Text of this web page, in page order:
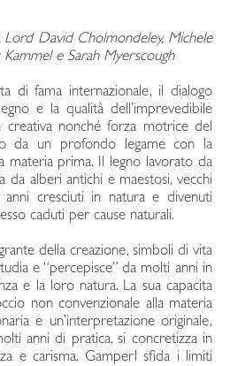
Lord David Cholmondeley, Michele
eSarah Myerscough
di fama internazionale, il dialogo
e la qualità dell’imprevedibile
nonché forza motrice del
da un profondo legame con la
materia prima. Il legno lavorato da
da alberi antichi e maestosi, vecchi
cresciuti in natura e divenuti
caduti per cause naturali.
della creazione, simboli di vita
e “percepisce” da molti anni in
e la loro natura. La sua capacita
non convenzionale alla materia
e un’interpretazione originale,
anni di pratica, si concretizza in
e carisma. Gamperl sfida i limiti